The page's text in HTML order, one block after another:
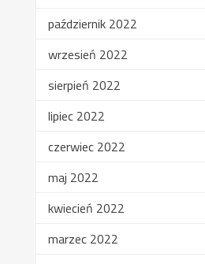
październik 2022
wrzesień 2022
sierpień 2022
lipiec 2022
czerwiec 2022
maj 2022
kwiecień 2022
marzec 2022